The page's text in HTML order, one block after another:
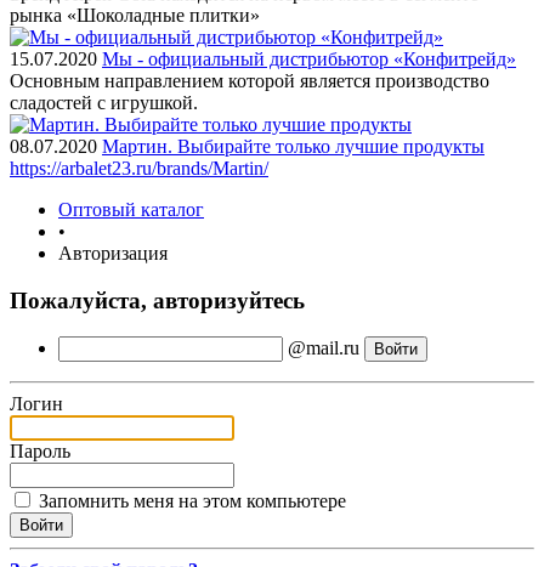
рынка «Шоколадные плитки»
15.07.2020 Мы - официальный дистрибьютор «Конфитрейд»
Основным направлением которой является производство
сладостей с игрушкой.
08.07.2020 Мартин. Выбирайте только лучшие продукты
https://arbalet23.ru/brands/Martin/
Оптовый каталог
•
Авторизация
Пожалуйста, авторизуйтесь
@mail.ru
Логин
Пароль
Запомнить меня на этом компьютере